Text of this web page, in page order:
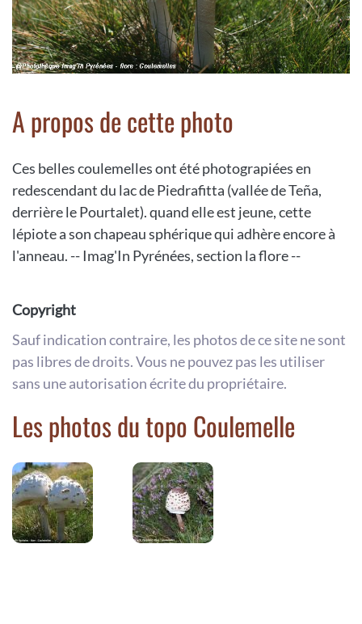
A propos de cette photo
Ces belles coulemelles ont été photograpiées en
redescendant du lac de Piedrafitta (vallée de Teña,
derrière le Pourtalet). quand elle est jeune, cette
lépiote a son chapeau sphérique qui adhère encore à
l'anneau. -- Imag'In Pyrénées, section la flore --
Copyright
Sauf indication contraire, les photos de ce site ne sont
pas libres de droits. Vous ne pouvez pas les utiliser
sans une autorisation écrite du propriétaire.
Les photos du topo Coulemelle